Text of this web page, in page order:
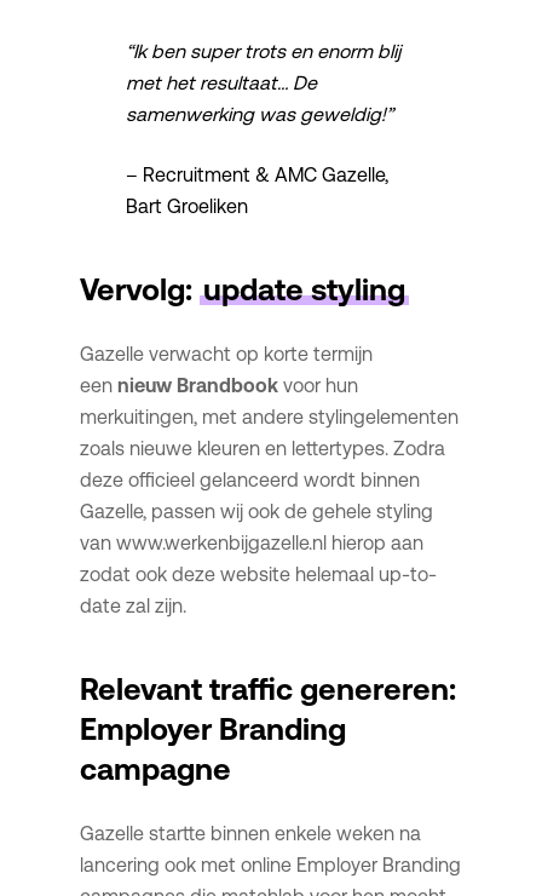
“Ik ben super trots en enorm blij
met het resultaat… De
samenwerking was geweldig!”
– Recruitment & AMC Gazelle,
Bart Groeliken
Vervolg: update styling
Gazelle verwacht op korte termijn
eennieuw Brandbookvoor hun
merkuitingen, met andere stylingelementen
zoals nieuwe kleuren en lettertypes. Zodra
deze officieel gelanceerd wordt binnen
Gazelle, passen wij ook de gehele styling
van www.werkenbijgazelle.nl hierop aan
zodat ook deze website helemaal up-to-
date zal zijn.
Relevant traffic genereren:
Employer Branding
campagne
Gazelle startte binnen enkele weken na
lancering ook met online Employer Branding